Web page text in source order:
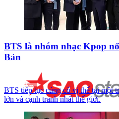
BTS là nhóm nhạc Kpop
Bản
BTS tiếp tục củng cố vị thế tại một
lớn và cạnh tranh nhất thế giới.